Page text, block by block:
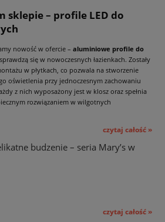
sklepie – profile LED do
nowość w ofercie – aluminiowe profile do
się w nowoczesnych łazienkach. Zostały
w płytkach, co pozwala na stworzenie
oświetlenia przy jednoczesnym zachowaniu
z nich wyposażony jest w klosz oraz spełnia
rozwiązaniem w wilgotnych
czytaj całość »
budzenie – seria Mary’s w
czytaj całość »